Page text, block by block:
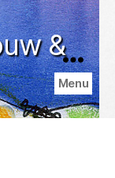
&
Menu